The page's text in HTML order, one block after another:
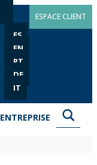
ES
EN
PT
DE
IT
ESPACE CLIENT
ENTREPRISE